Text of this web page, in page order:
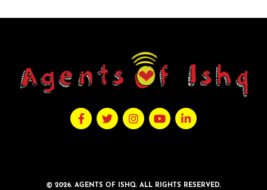
© 2026. AGENTS OF ISHQ. ALL RIGHTS RESERVED.